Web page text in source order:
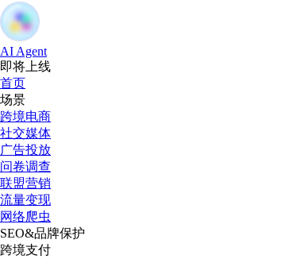
AI Agent
即将上线
首页
场景
跨境电商
社交媒体
广告投放
问卷调查
联盟营销
流量变现
网络爬虫
SEO&品牌保护
跨境支付